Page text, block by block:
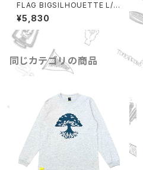
FLAG BIGSILHOUETTE L/S
TEE
¥5,830
同じカテゴリの商品